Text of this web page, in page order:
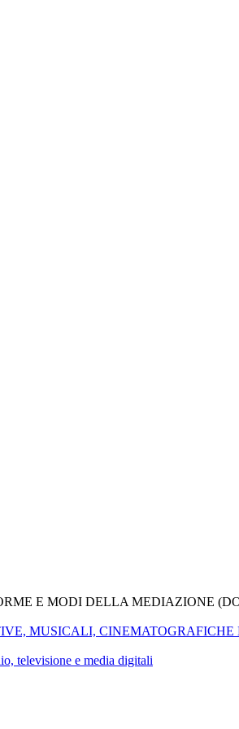
E MODI DELLA MEDIAZIONE
MUSICALI,
televisione e media digitali